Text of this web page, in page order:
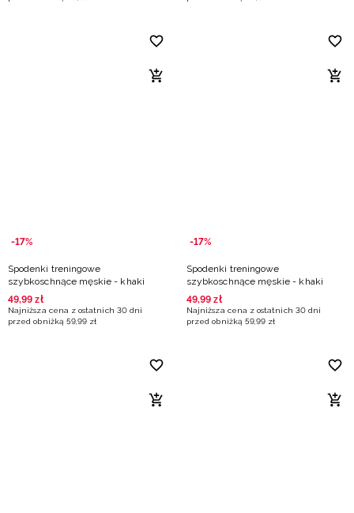
-17%
Spodenki treningowe
szybkoschnące męskie - khaki
49,99 zł
Najniższa cena z ostatnich 30 dni
przed obniżką 59,99 zł
-17%
Spodenki treningowe
szybkoschnące męskie - khaki
49,99 zł
Najniższa cena z ostatnich 30 dni
przed obniżką 59,99 zł